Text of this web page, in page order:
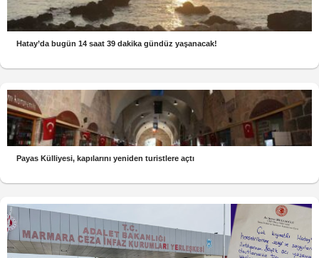
Hatay’da bugün 14 saat 39 dakika gündüz yaşanacak!
Payas Külliyesi, kapılarını yeniden turistlere açtı